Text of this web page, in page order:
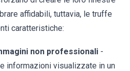
affidabili, tuttavia, le truffe
caratteristiche:
non professionali -
informazioni visualizzate in un